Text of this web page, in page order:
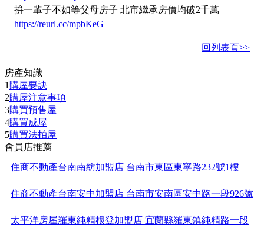
拚一輩子不如等父母房子 北市繼承房價均破2千萬
https://reurl.cc/mpbKeG
回列表頁>>
房產知識
1 購屋要訣
2購屋注意事項
3購買預售屋
4購買成屋
5購買法拍屋
會員店推薦
住商不動產台南南紡加盟店 台南市東區東寧路232號1樓
住商不動產台南安中加盟店 台南市安南區安中路一段926號
太平洋房屋羅東純精根登加盟店 宜蘭縣羅東鎮純精路一段